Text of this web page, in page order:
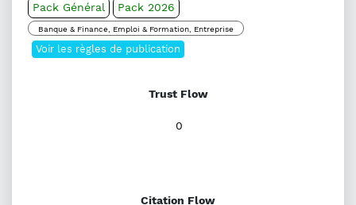
Pack Général Pack 2026
Banque & Finance, Emploi & Formation, Entreprise
Voir les règles de publication
Trust Flow
0
Citation Flow